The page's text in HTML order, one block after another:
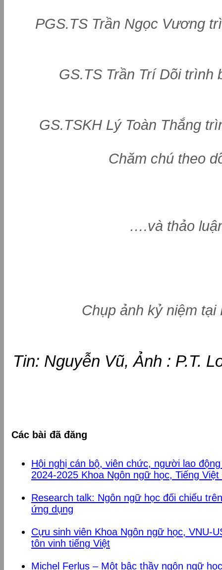
PGS.TS Trần Ngọc Vương
GS.TS Trần Trí Dõi trình
GS.TSKH Lý Toàn Thắng
Chăm chú theo
….và thảo
Chụp ảnh kỷ niệm tại
Tin: Nguyễn Vũ, Ảnh : P.T.
Các bài đã đăng
Hội nghị cán bộ, viên chức, người lao
2024-2025 Khoa Ngôn ngữ học, Tiếng
Research talk: Ngôn ngữ học đối chiếu
ứng dụng
Cựu sinh viên Khoa Ngôn ngữ học, VNU-
tôn vinh tiếng Việt
Michel Ferlus – Một bậc thầy ngôn ngữ học